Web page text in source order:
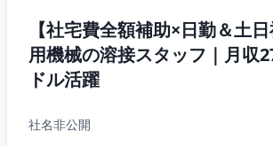
【社宅費全額補助×日勤＆土
用機械の溶接スタッフ｜月収
ドル活躍
社名非公開